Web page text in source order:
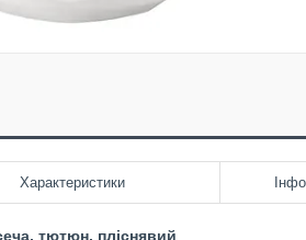
Характеристики
тютюн, пліснявий